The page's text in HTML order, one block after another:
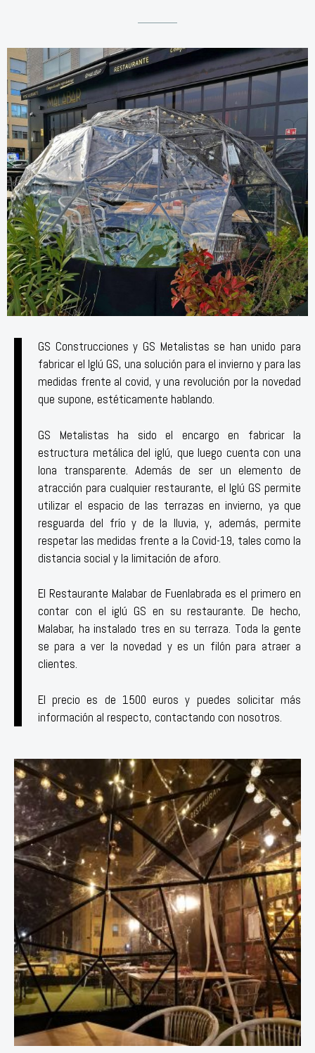
GS Construcciones y GS Metalistas se han unido para
fabricar el Iglú GS, una solución para el invierno y para las
medidas frente al covid, y una revolución por la novedad
que supone, estéticamente hablando.
GS Metalistas ha sido el encargo en fabricar la
estructura metálica del iglú, que luego cuenta con una
lona transparente. Además de ser un elemento de
atracción para cualquier restaurante, el Iglú GS permite
utilizar el espacio de las terrazas en invierno, ya que
resguarda del frío y de la lluvia, y, además, permite
respetar las medidas frente a la Covid-19, tales como la
distancia social y la limitación de aforo.
El Restaurante Malabar de Fuenlabrada es el primero en
contar con el iglú GS en su restaurante. De hecho,
Malabar, ha instalado tres en su terraza. Toda la gente
se para a ver la novedad y es un filón para atraer a
clientes.
El precio es de 1500 euros y puedes solicitar más
información al respecto, contactando con nosotros.